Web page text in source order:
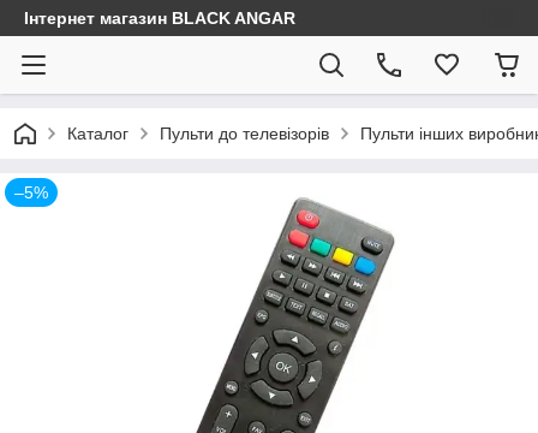
Інтернет магазин BLACK ANGAR
Каталог Пульти до телевізорів Пульти інших
–5%